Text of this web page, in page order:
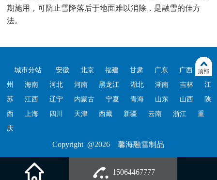
期施用，可防止雪降落后于地面难以消除，是融雪的佳方
法。
城市分站 安徽 北京 福建 甘肃 广东 广西
贵
州
海南 河北 河南 黑龙江 湖北 湖南 吉林
江
苏
江西 辽宁 内蒙古 宁夏 青海 山东 山西
陕
西
上海 四川 天津 西藏 新疆 云南 浙江
重
庆
Copyright @2026 馨海融雪制品
顶部
15064467777